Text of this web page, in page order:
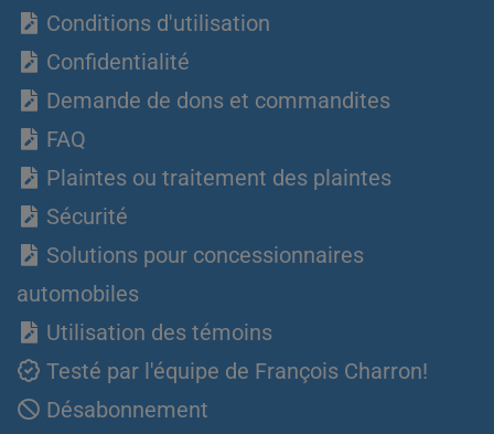
Conditions d'utilisation
Confidentialité
Demande de dons et commandites
FAQ
Plaintes ou traitement des plaintes
Sécurité
Solutions pour concessionnaires
automobiles
Utilisation des témoins
Testé par l'équipe de François Charron!
Désabonnement